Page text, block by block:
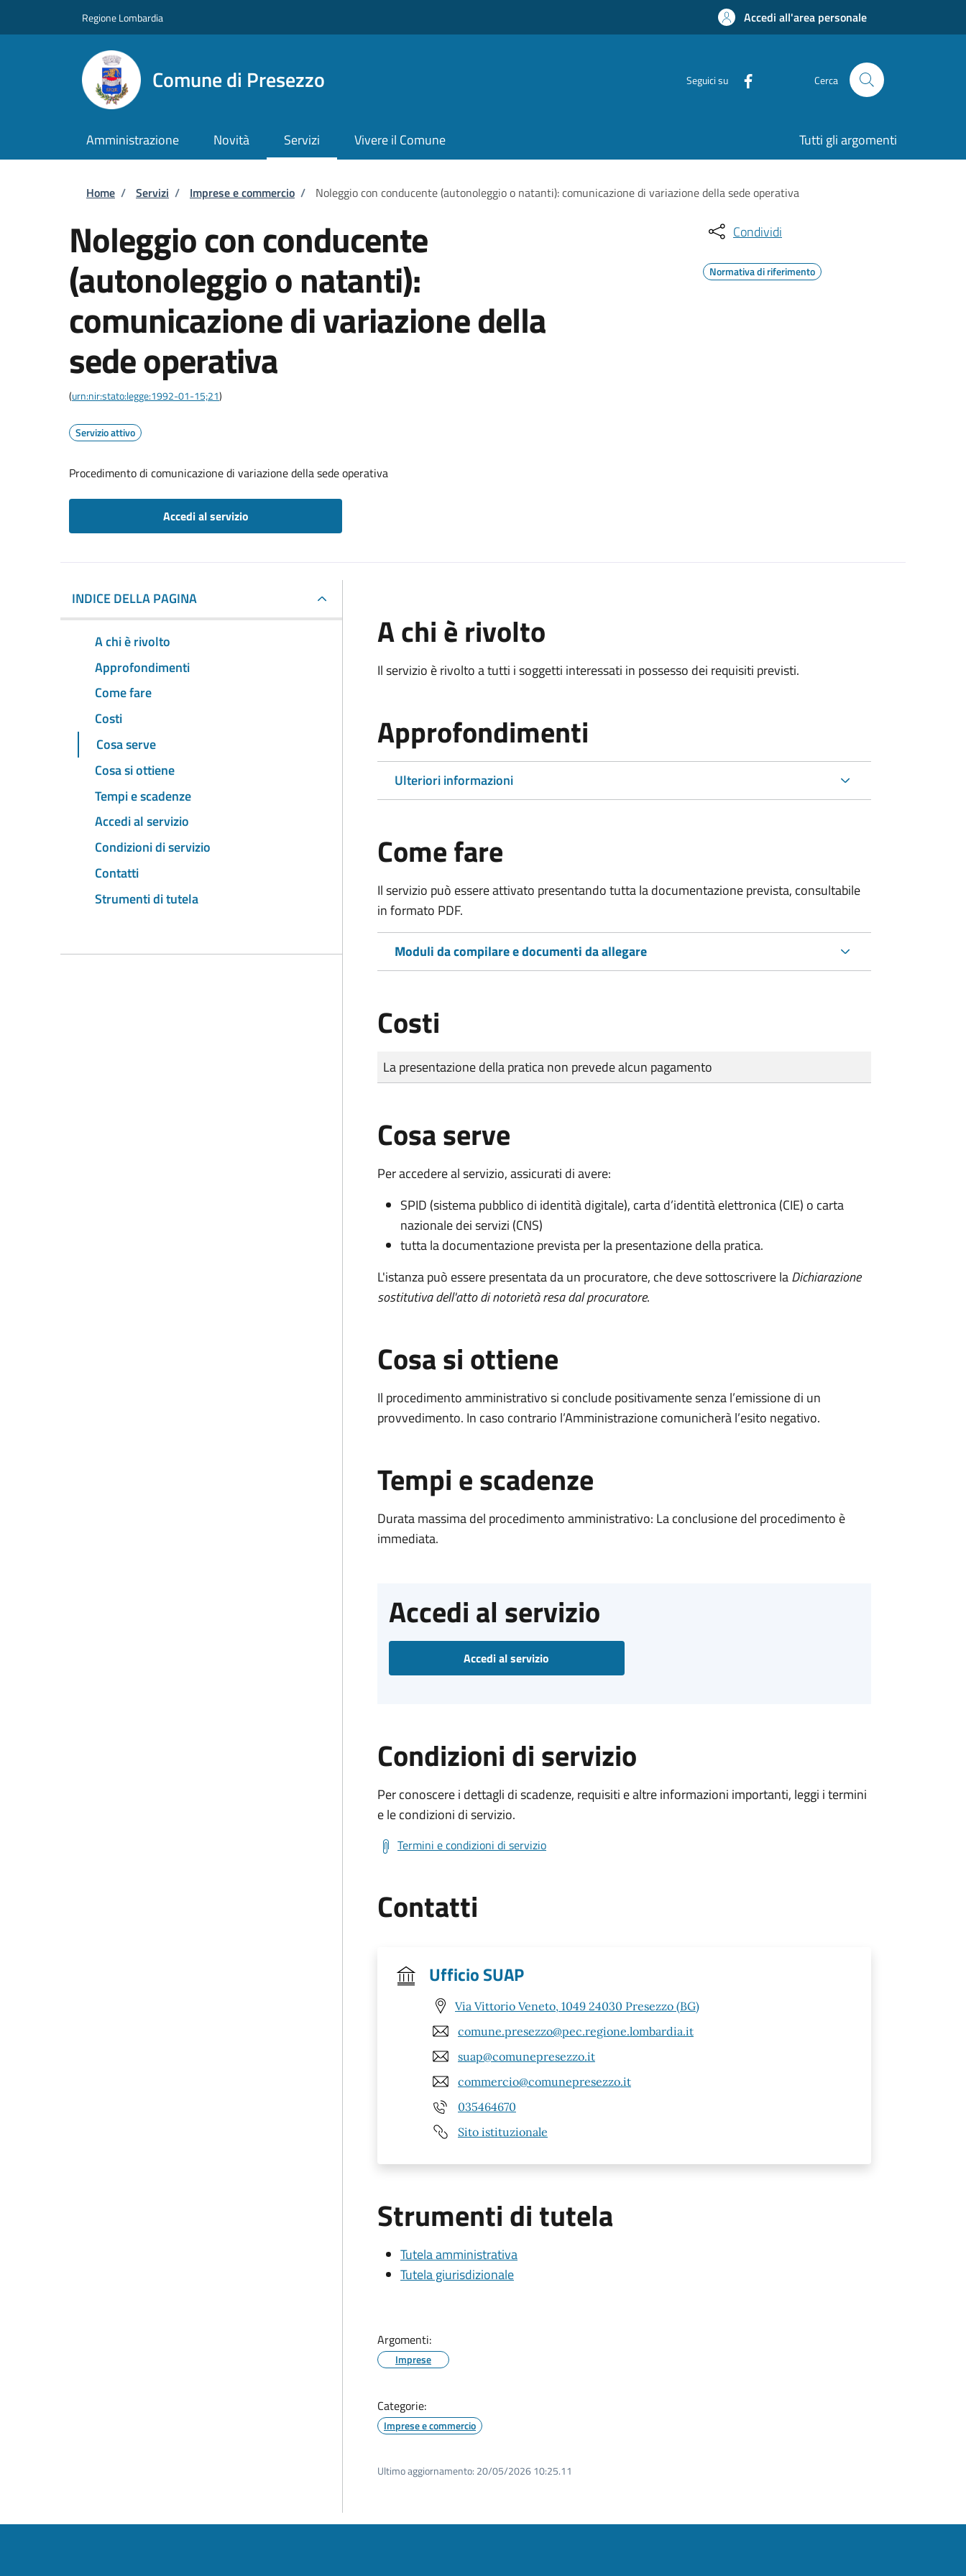
Regione Lombardia Accedi all'area personale
Comune di Presezzo Seguici su Cerca
Amministrazione Novità Servizi Vivere il Comune Tutti gli argomenti
Briciole di pane
Home / Servizi / Imprese e commercio / Noleggio con conducente (autonoleggio o natanti): comunicazione di variazione della sede operativa
Noleggio con conducente
(autonoleggio o natanti):
comunicazione di variazione della
sede operativa
(urn:nir:stato:legge:1992-01-15;21)
Servizio attivo
Procedimento di comunicazione di variazione della sede operativa
Accedi al servizio
Condividi
Normativa di riferimento
INDICE DELLA PAGINA
A chi è rivolto
Approfondimenti
Come fare
Costi
Cosa serve
Cosa si ottiene
Tempi e scadenze
Accedi al servizio
Condizioni di servizio
Contatti
Strumenti di tutela
A chi è rivolto
Il servizio è rivolto a tutti i soggetti interessati in possesso dei requisiti previsti.
Approfondimenti
Ulteriori informazioni
Come fare
Il servizio può essere attivato presentando tutta la documentazione prevista, consultabile
in formato PDF.
Moduli da compilare e documenti da allegare
Costi
Tipo di pagamento
Importo
La presentazione della pratica non prevede alcun pagamento
Cosa serve
Per accedere al servizio, assicurati di avere:
SPID (sistema pubblico di identità digitale), carta d’identità elettronica (CIE) o carta
nazionale dei servizi (CNS)
tutta la documentazione prevista per la presentazione della pratica.
L'istanza può essere presentata da un procuratore, che deve sottoscrivere laDichiarazione
sostitutiva dell'atto di notorietà resa dal procuratore.
Cosa si ottiene
Il procedimento amministrativo si conclude positivamente senza l’emissione di un
provvedimento. In caso contrario l’Amministrazione comunicherà l’esito negativo.
Tempi e scadenze
Durata massima del procedimento amministrativo: La conclusione del procedimento è
immediata.
Accedi al servizio
Accedi al servizio
Condizioni di servizio
Per conoscere i dettagli di scadenze, requisiti e altre informazioni importanti, leggi i termini
e le condizioni di servizio.
Termini e condizioni di servizio
Contatti
Ufficio SUAP
Via Vittorio Veneto, 1049 24030 Presezzo (BG)
comune.presezzo@pec.regione.lombardia.it
suap@comunepresezzo.it
commercio@comunepresezzo.it
035464670
Sito istituzionale
Strumenti di tutela
Tutela amministrativa
Tutela giurisdizionale
Argomenti:
Imprese
Categorie:
Imprese e commercio
Ultimo aggiornamento: 20/05/2026 10:25.11